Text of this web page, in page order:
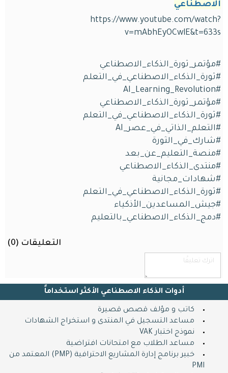
الاصطناعي
https://www.youtube.com/watch?
v=mAbhEyOCwlE&t=633s
#مؤتمر_ثورة_الذكاء_الاصطناعي
#ثورة_الذكاء_الاصطناعي_في_التعلم
#AI_Learning_Revolution
#مؤتمر_ثورة_الذكاء_الاصطناعي
#ثورة_الذكاء_الاصطناعي_في_التعلم
#التعلم_الذاتي_في_عصر_AI
#شارك_في_الثورة
#منصة_التعليم_عن_بعد
#منتدى_الذكاء_الاصطناعي
#شهادات_مجانية
#ثورة_الذكاء_الاصطناعي_في_التعلم
#جيش_المساعدين_اﻷذكياء
#دمج_الذكاء_الاصطناعي_بالتعليم
التعليقات (0
)
أدوات الذكاء الاصطناعي الأكثر استخداماً
كاتب و مؤلف قصص قصيرة
مساعد التسجيل في المنتدى و استخراج الشهادات
نموذج اختبار VAK
مساعد الطلاب مع امتحانات افتراضية
خبير برنامج إدارة المشاريع الاحترافية (PMP) المعتمد من
PMI